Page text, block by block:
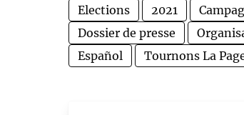
Elections
2021
Dossier de presse
Español
Tournons La